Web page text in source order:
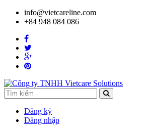
info@vietcareline.com
+84 948 084 086
Đăng ký
Đăng nhập